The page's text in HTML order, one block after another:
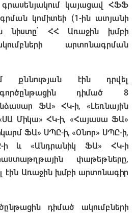
կայացավ ՀՖՖ
կոմիտեի (1-ին ատյանի
նիստը՝ ՀՀ Առաջին խմբի
արտոնագրման
քննության էին դրվել
դիմած 8
ՖԱ» ՀԿ-ի, «Լեռնային
Միկա» ՀԿ-ի, «Հայասա ՖԱ»
ՖԱ» ՍՊԸ-ի, «Օնոր» ՍՊԸ-ի,
ի և «Անդրանիկ ՖԱ» ՀԿ-ի
փաթեթները,
էին Առաջին խմբի արտոնագիր
դիմած ակումբների